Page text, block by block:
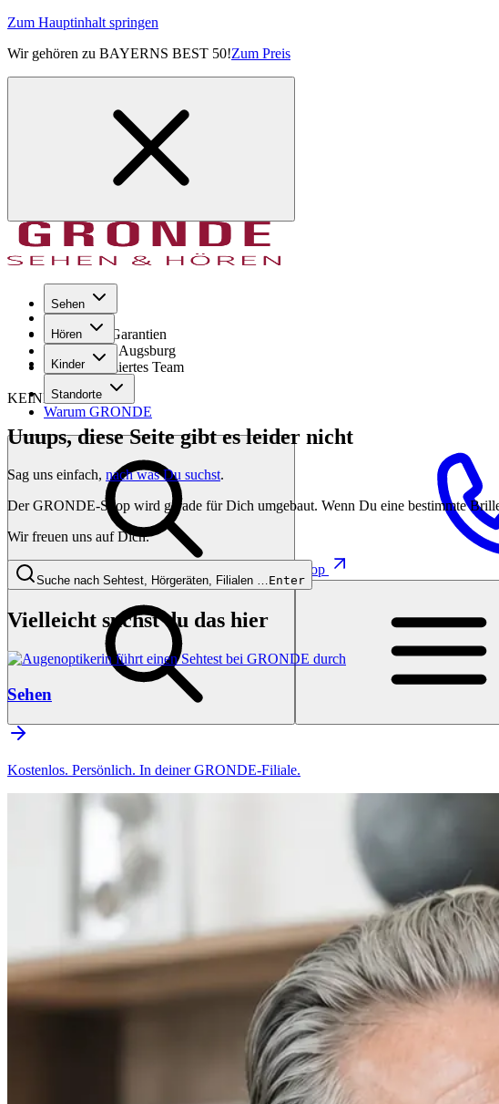
Zum Hauptinhalt springen
Wir gehören zu BAYERNS BEST 50!Zum Preis
Sehen
Hören
Kinder
Standorte
Warum GRONDE
Shop
Seit 1971
GRONDE Garantien
8× im Raum Augsburg
Hochqualifiziertes Team
KEINE SORGE!
Uuups, diese Seite gibt es leider nicht
Sag uns einfach, nach was Du suchst.
Der GRONDE-Shop wird gerade für Dich umgebaut. Wenn Du eine bestimmte
Wir freuen uns auf Dich.
Suche nach Sehtest, Hörgeräten, Filialen …Enter
Vielleicht suchst du das hier
Sehen
Kostenlos. Persönlich. In deiner GRONDE-Filiale.